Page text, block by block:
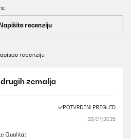
recenziju
recenziju
zemalja
POTVRĐENI PREGLED
23/07/2025
Qualität